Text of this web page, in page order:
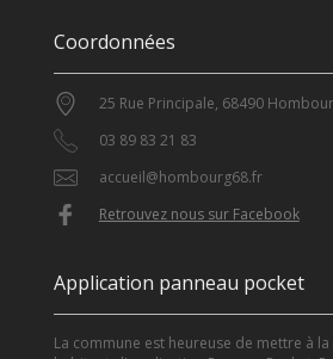
Coordonnées
25 Rue Principale, 68490
03 89 83 21 83
accueil@hombourg68.fr
Retrouvez nous sur Facebook
Application panneau pocket
La commune est heureuse de mettre à